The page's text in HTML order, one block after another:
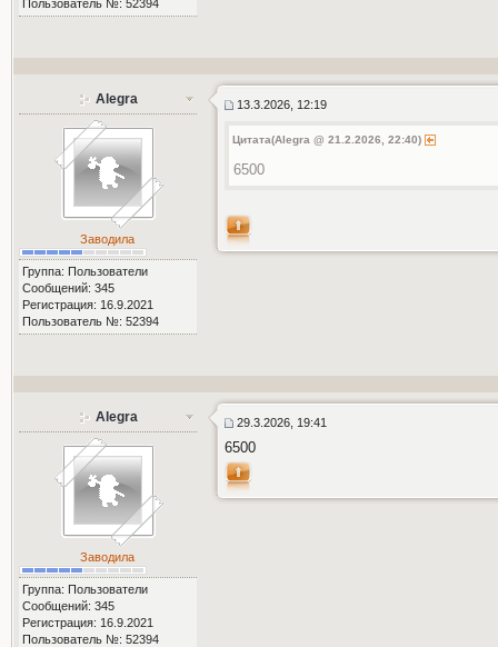
Пользователь №: 52394
Alegra
Заводила
Группа: Пользователи
Сообщений: 345
Регистрация: 16.9.2021
Пользователь №: 52394
13.3.2026, 12:19
Цитата(Alegra @ 21.2.2026, 22:40)
6500
Alegra
Заводила
Группа: Пользователи
Сообщений: 345
Регистрация: 16.9.2021
Пользователь №: 52394
29.3.2026, 19:41
6500